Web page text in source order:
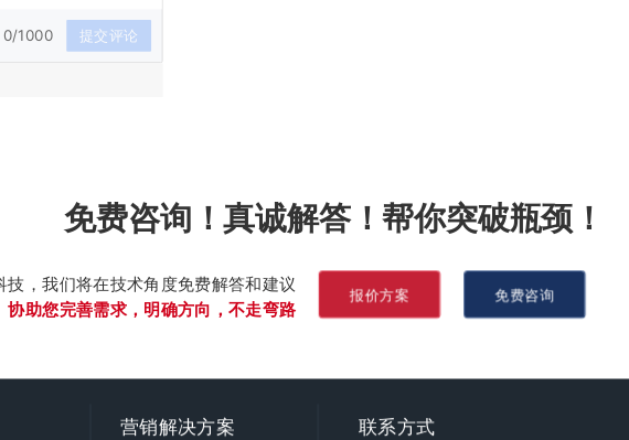
0/1000 提交评论
免费咨询！真诚解答！帮你突破瓶颈！
技，我们将在技术角度免费解答和建议
协助您完善需求，明确方向，不走弯路
免费咨询
报价方案
营销解决方案 联系方式